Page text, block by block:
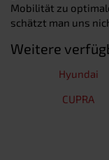
Mobilität zu
schätzt man uns
Weitere
Hyundai
CUPRA